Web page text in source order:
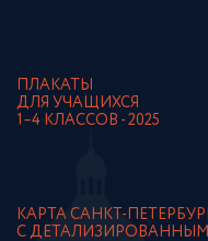
ПЛАКАТЫ
ДЛЯ УЧАЩИХСЯ
1–4 КЛАССОВ - 2025
КАРТА САНКТ-
С ДЕТАЛИЗИРОВАННЫМ